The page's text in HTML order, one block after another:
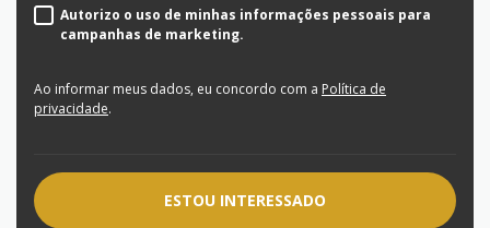
Autorizo o uso de minhas informações pessoais para
campanhas de marketing.
Ao informar meus dados, eu concordo com a Política de
privacidade.
ESTOU INTERESSADO